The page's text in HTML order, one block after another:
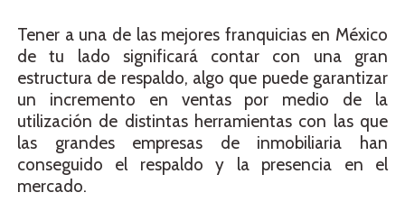
Tener a una de las mejores franquicias en México
de tu lado significará contar con una gran
estructura de respaldo, algo que puede garantizar
un incremento en ventas por medio de la
utilización de distintas herramientas con las que
las grandes empresas de inmobiliaria han
conseguido el respaldo y la presencia en el
mercado.